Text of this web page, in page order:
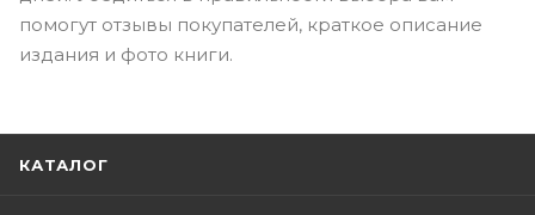
помогут отзывы покупателей, краткое описание
издания и фото книги.
КАТАЛОГ